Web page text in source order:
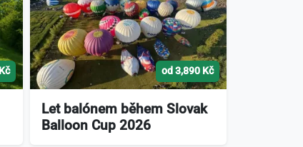
od 3,890 Kč
Let balónem během Slovak
Balloon Cup 2026